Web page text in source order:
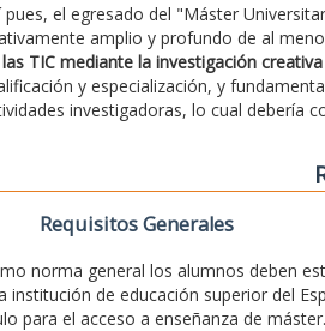
pues, el egresado del "Máster
amplio y profundo de al
TIC mediante la investigación
y especialización, y
investigadoras, lo cual debería
Requisitos Generales
norma general los alumnos deben
institución de educación superior del
para el acceso a enseñanza de máster.